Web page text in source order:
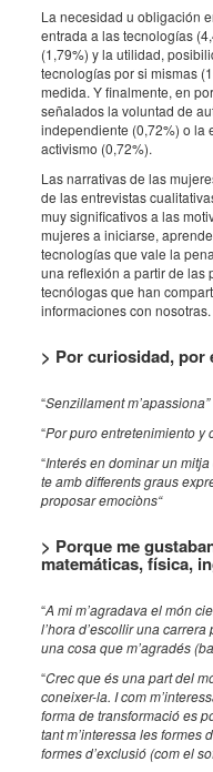
La necesidad u obligación
entrada a las tecnologías
(1,79%) y la utilidad,
tecnologías por si mismas
medida. Y finalmente, en
señalados la voluntad de
independiente (0,72%) o la
activismo (0,72%).
Las narrativas de las
de las entrevistas
muy significativos a las
mujeres a iniciarse,
tecnologías que vale la
una reflexión a partir de las
tecnólogas que han
informaciones con nosotras.
> Por curiosidad, por
“Senzillament m’apassiona”
“Por puro entretenimiento y
“Interés en dominar un
te amb differents graus
proposar emociòns“
> Porque me
matemáticas, física,
“A mi m’agradava el món
l’hora d’escollir una
una cosa que m’agradés
“Crec que és una part del
coneixer-la. I com
forma de transformació es
tant m’interessa les formes
formes d’exclusió (com el